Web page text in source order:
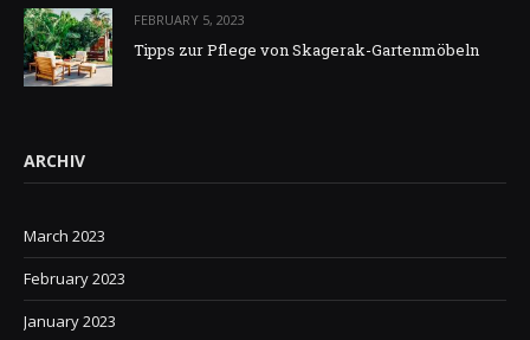
FEBRUARY 5, 2023
Tipps zur Pflege von Skagerak-Gartenmöbeln
ARCHIV
March 2023
February 2023
January 2023